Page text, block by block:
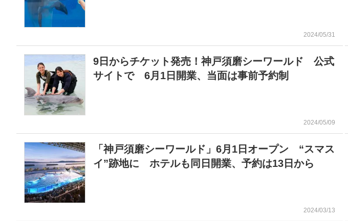
2024/05/31
9日からチケット発売！神戸須磨シーワールド 公式
サイトで 6月1日開業、当面は事前予約制
2024/05/09
「神戸須磨シーワールド」6月1日オープン “スマス
イ”跡地に ホテルも同日開業、予約は13日から
2024/03/13